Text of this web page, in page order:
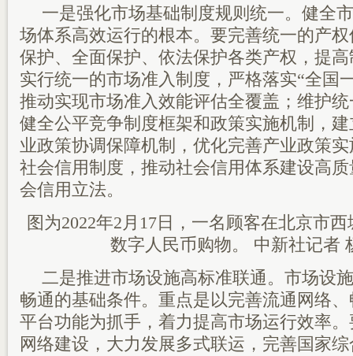
一是强化市场基础制度规则统一。健全
场体系高效运行的根本。要完善统一的产
保护、全面保护、依法保护各类产权，提
实行统一的市场准入制度，严格落实“全国
推动实现市场准入效能评估全覆盖；维护
健全公平竞争制度框架和政策实施机制，
业政策协调保障机制，优化完善产业政策
社会信用制度，推动社会信用体系建设高
会信用立法。
图为2022年2月17日，一名顾客在北京市
数字人民币购物。 中新社记者
二是推进市场设施高标准联通。市场设
畅通的基础条件。重点是以完善流通网络
平台功能为抓手，着力提高市场运行效率
网络建设，大力发展多式联运，完善国家